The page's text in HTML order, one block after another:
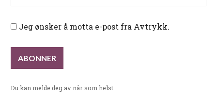
Jeg ønsker å motta e-post fra Avtrykk.
Du kan melde deg av når som helst.